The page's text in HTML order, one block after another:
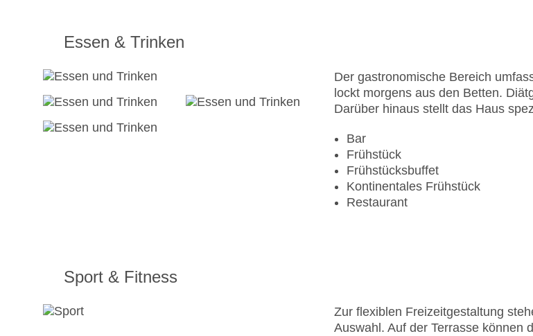
Essen & Trinken
Der gastronomische Bereich
lockt morgens aus den Betten.
Darüber hinaus stellt das Haus
Bar
Frühstück
Frühstücksbuffet
Kontinentales Frühstück
Restaurant
Sport & Fitness
Zur flexiblen Freizeitgestaltung
Auswahl. Auf der Terrasse können